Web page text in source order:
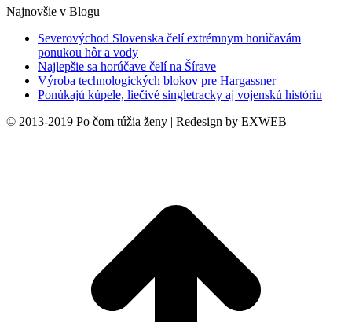
Najnovšie v Blogu
Severovýchod Slovenska čelí extrémnym horúčavám
ponukou hôr a vody
Najlepšie sa horúčave čelí na Šírave
Výroba technologických blokov pre Hargassner
Ponúkajú kúpele, liečivé singletracky aj vojenskú históriu
© 2013-2019 Po čom túžia ženy | Redesign by EXWEB